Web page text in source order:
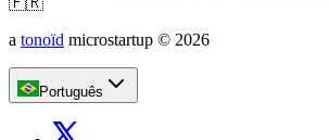
a tonoïd microstartup © 2026
Português